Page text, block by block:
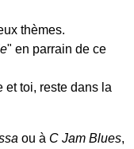
thèmes.
" en parrain de ce
et toi, reste dans la
ou à C Jam Blues,